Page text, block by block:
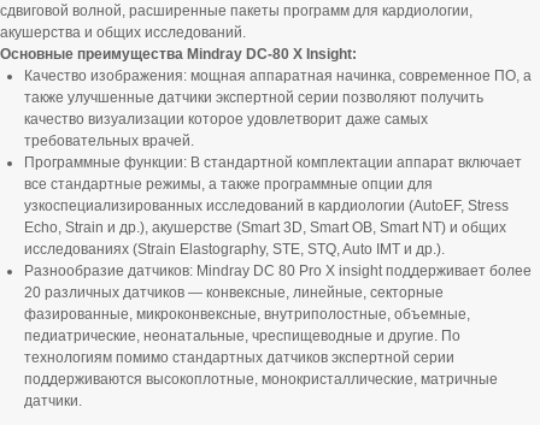
сдвиговой волной, расширенные пакеты программ для кардиологии,
акушерства и общих исследований.
Основные преимущества Mindray DC-80 X Insight:
Качество изображения: мощная аппаратная начинка, современное ПО, а
также улучшенные датчики экспертной серии позволяют получить
качество визуализации которое удовлетворит даже самых
требовательных врачей.
Программные функции: В стандартной комплектации аппарат включает
все стандартные режимы, а также программные опции для
узкоспециализированных исследований в кардиологии (AutoEF, Stress
Echo, Strain и др.), акушерстве (Smart 3D, Smart OB, Smart NT) и общих
исследованиях (Strain Elastography, STE, STQ, Auto IMT и др.).
Разнообразие датчиков: Mindray DC 80 Pro X insight поддерживает более
20 различных датчиков — конвексные, линейные, секторные
фазированные, микроконвексные, внутриполостные, объемные,
педиатрические, неонатальные, чреспищеводные и другие. По
технологиям помимо стандартных датчиков экспертной серии
поддерживаются высокоплотные, монокристаллические, матричные
датчики.